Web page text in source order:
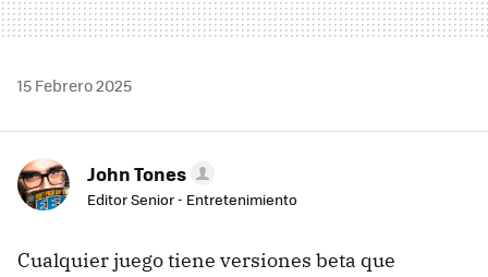
15 Febrero 2025
John Tones
Editor Senior - Entretenimiento
Cualquier juego tiene versiones beta que